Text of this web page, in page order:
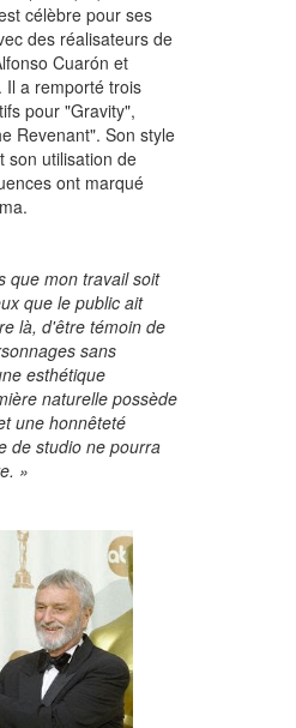
célèbre pour ses
des réalisateurs de
Cuarón et
Il a remporté trois
pour "Gravity",
Revenant". Son style
son utilisation de
ont marqué
que mon travail soit
que le public ait
là, d'être témoin de
sans
esthétique
naturelle possède
une honnêteté
de studio ne pourra
»